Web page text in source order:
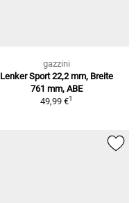
gazzini
Lenker Sport 22,2 mm, Breite
761 mm, ABE
49,99 €1